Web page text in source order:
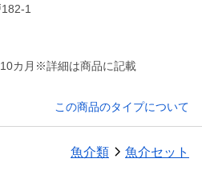
1
カ月※詳細は商品に記載
この商品のタイプについて
魚介類 魚介セット